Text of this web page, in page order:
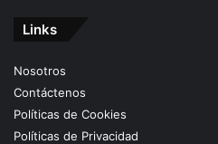
Links
Nosotros
Contáctenos
Políticas de Cookies
Políticas de Privacidad